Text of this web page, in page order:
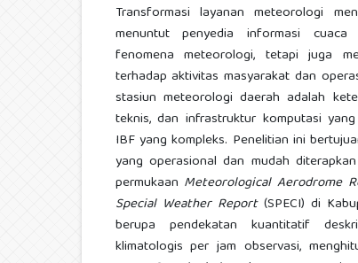
Transformasi layanan meteorologi
menuntut penyedia informasi
fenomena meteorologi, tetapi juga
terhadap aktivitas masyarakat dan
stasiun meteorologi daerah adalah
teknis, dan infrastruktur komputasi
IBF yang kompleks. Penelitian ini
yang operasional dan mudah
permukaan Meteorological Aerodrome
Special Weather Report(SPECI) di
berupa pendekatan kuantitatif
klimatologis per jam observasi,